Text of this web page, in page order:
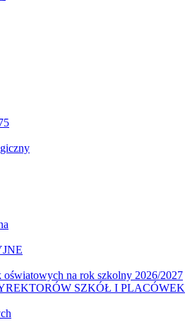
oświatowych na rok szkolny 2026/2027
SZKÓŁ I PLACÓWEK